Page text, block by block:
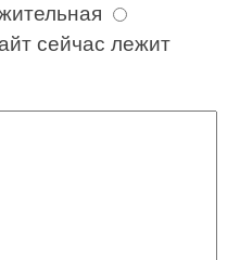
сейчас лежит